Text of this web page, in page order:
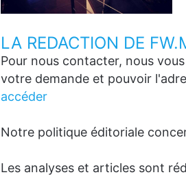
LA REDACTION DE
Pour nous contacter, nous
votre demande et pouvoir
accéder
Notre politique éditoriale
Les analyses et articles sont